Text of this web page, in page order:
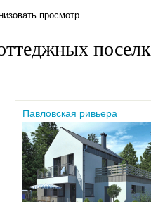
просмотр.
Павловская ривьера